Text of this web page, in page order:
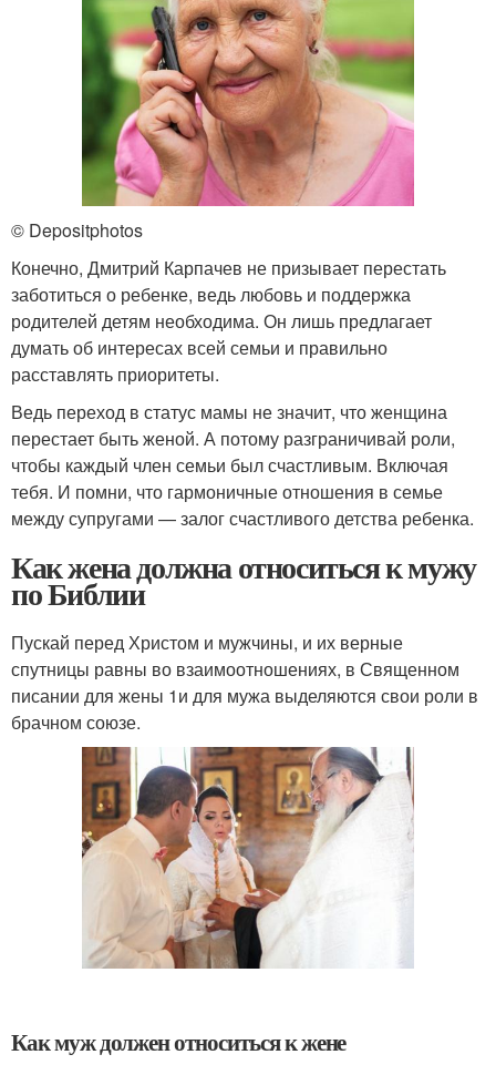
© Depositphotos
Конечно, Дмитрий Карпачев не призывает перестать
заботиться о ребенке, ведь любовь и поддержка
родителей детям необходима. Он лишь предлагает
думать об интересах всей семьи и правильно
расставлять приоритеты.
Ведь переход в статус мамы не значит, что женщина
перестает быть женой. А потому разграничивай роли,
чтобы каждый член семьи был счастливым. Включая
тебя. И помни, что гармоничные отношения в семье
между супругами — залог счастливого детства ребенка.
Как жена должна относиться к мужу
по Библии
Пускай перед Христом и мужчины, и их верные
спутницы равны во взаимоотношениях, в Священном
писании для жены 1и для мужа выделяются свои роли в
брачном союзе.
Как муж должен относиться к жене